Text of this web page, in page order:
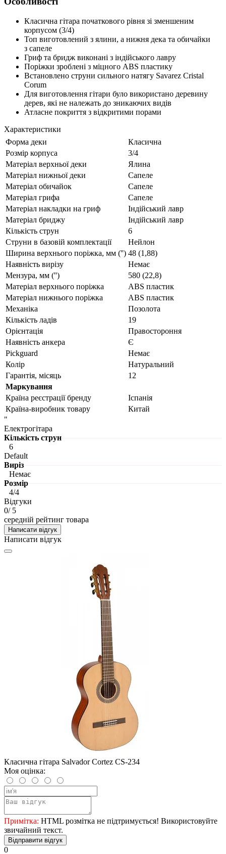
Класична гітара початкового рівня зі зменшеним
корпусом (3/4)
Топ виготовлений з ялини, а нижня дека та обичайки
з сапеле
Гриф та бридж виконані з індійського лавру
Поріжки зроблені з міцного ABS пластику
Встановлено струни сильного натягу Savarez Cristal
Corum
Для виготовлення гітари було використано деревину
дерев, які не належать до зникаючих видів
Атласне покриття з відкритими порами
Характеристики
Форма деки
Класична
Розмір корпуса
3/4
Матеріал верхньої деки
Ялина
Матеріал нижньої деки
Сапеле
Матеріал обичайок
Сапеле
Матеріал грифа
Сапеле
Матеріал накладки на гриф
Індійський лавр
Матеріал бриджу
Індійський лавр
Кількість струн
6
Струни в базовій комплектації
Нейлон
Ширина верхнього поріжка, мм ('') 48 (1,88)
Наявність вирізу
Немає
Мензура, мм ('')
580 (22,8)
Матеріал верхнього поріжка
ABS пластик
Матеріал нижнього поріжка
ABS пластик
Механіка
Позолота
Кількість ладів
19
Орієнтація
Правостороння
Наявність анкера
Є
Pickguard
Немає
Колір
Натуральний
Гарантія, місяць
12
Маркування
Країна реєстрації бренду
Іспанія
Країна-виробник товару
Китай
"
Електрогітара
Кількість струн
6
Default
Виріз
Немає
Розмір
4/4
Відгуки
0/ 5
середній рейтинг товара
Написати відгук
Написати відгук
Класична гітара Salvador Cortez CS-234
Моя оцінка:
Примітка: HTML розмітка не підтримується! Використовуйте
звичайний текст.
Відправити відгук
0